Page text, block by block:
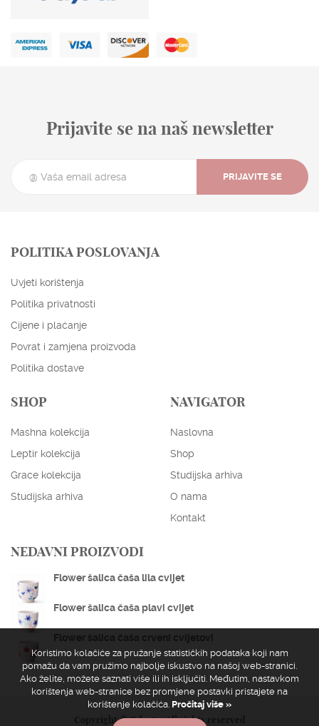
Prijavite se na naš newsletter
PRIJAVITE SE
POLITIKA POSLOVANJA
Uvjeti korištenja
Politika privatnosti
Cijene i plaćanje
Povrat i zamjena proizvoda
Politika dostave
SHOP
Mashna kolekcija
Leptir kolekcija
Grace kolekcija
Studijska arhiva
NAVIGATOR
Naslovna
Shop
Studijska arhiva
O nama
Kontakt
NEDAVNI PROIZVODI
Flower šalica čaša lila cvijet
Flower šalica čaša plavi cvijet
Copyright © Odeata. All rights reserved
Koristimo kolačiće za pružanje statističkih podataka koji nam
pomažu da vam pružimo najbolje iskustvo na našoj web-stranici.
Ako želite, možete saznati više ili ih isključiti. Međutim, nastavkom
korištenja web-stranice bez promjene postavki pristajete na
korištenje kolačića. Pročitaj više »